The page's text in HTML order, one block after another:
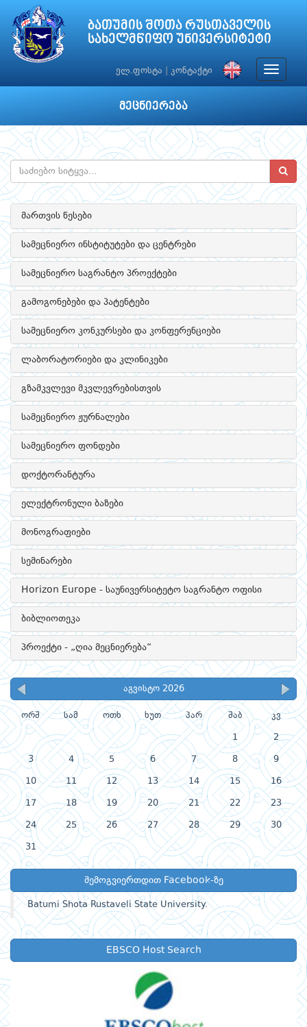
ბათუმის შოთა რუსთაველის
სახელმწიფო უნივერსიტეტი
ელ.ფოსტა კონტაქტი
Toggle
მეცნიერება
მართვის წესები
სამეცნიერო ინსტიტუტები და ცენტრები
სამეცნიერო საგრანტო პროექტები
გამოგონებები და პატენტები
სამეცნიერო კონკურსები და კონფერენციები
ლაბორატორიები და კლინიკები
გზამკვლევი მკვლევრებისთვის
სამეცნიერო ჟურნალები
სამეცნიერო ფონდები
დოქტორანტურა
ელექტრონული ბაზები
მონოგრაფიები
სემინარები
Horizon Europe - საუნივერსიტეტო საგრანტო ოფისი
ბიბლიოთეკა
პროექტი - „ღია მეცნიერება“
აგვისტო 2026
ორშ სამ ოთხ ხუთ პარ შაბ კვ
1 2
3 4 5 6 7 8 9
10 11 12 13 14 15 16
17 18 19 20 21 22 23
24 25 26 27 28 29 30
31
შემოგვიერთდით Facebook-ზე
Batumi Shota Rustaveli State University.
EBSCO Host Search